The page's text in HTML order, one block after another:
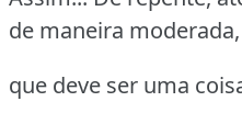
de maneira moderada,
que deve ser uma